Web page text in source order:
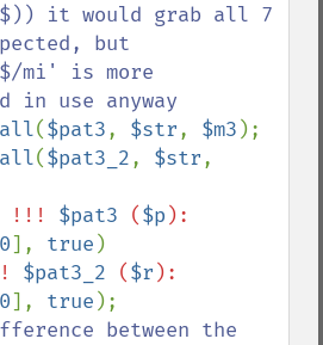
it would grab all 7
but
mi' is more
($pat3, $str, $m3
($pat3_2, $str
!!! $pat3 ($p ):
0], true )
$pat3_2 ($r ):
0], true
between the